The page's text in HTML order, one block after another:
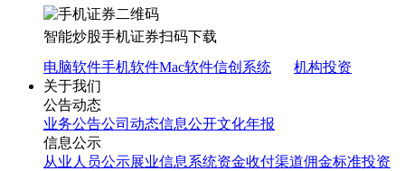
智能炒股手机证券扫码下载
电脑软件手机软件Mac软件信创系统
机构投资
关于我们
公告动态
业务公告公司动态信息公开文化年报
信息公示
从业人员公示展业信息系统资金收付渠道佣金标准投资